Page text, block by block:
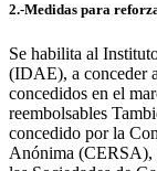
2.-Medidas para
Se habilita al
(IDAE), a conceder
concedidos en el
reembolsables
concedido por la
Anónima (CERSA),